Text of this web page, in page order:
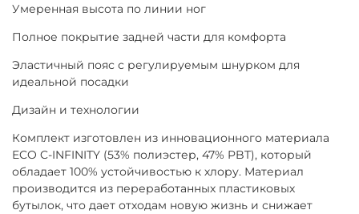
Умеренная высота по линии ног
Полное покрытие задней части для комфорта
Эластичный пояс с регулируемым шнурком для
идеальной посадки
Дизайн и технологии
Комплект изготовлен из инновационного материала
ECO C-INFINITY (53% полиэстер, 47% PBT), который
обладает 100% устойчивостью к хлору. Материал
производится из переработанных пластиковых
бутылок, что дает отходам новую жизнь и снижает